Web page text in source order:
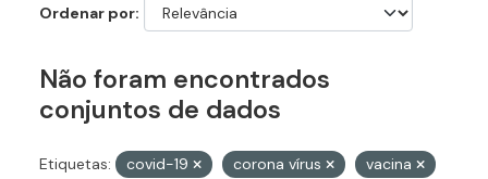
Ordenar por
Não foram encontrados
conjuntos de dados
Etiquetas: covid-19 corona vírus
vacina